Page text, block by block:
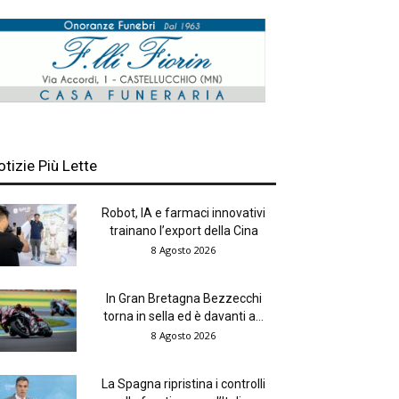
Più Lette
Robot, IA e farmaci innovativi
trainano l’export della Cina
8 Agosto 2026
In Gran Bretagna Bezzecchi
torna in sella ed è davanti a...
8 Agosto 2026
La Spagna ripristina i controlli